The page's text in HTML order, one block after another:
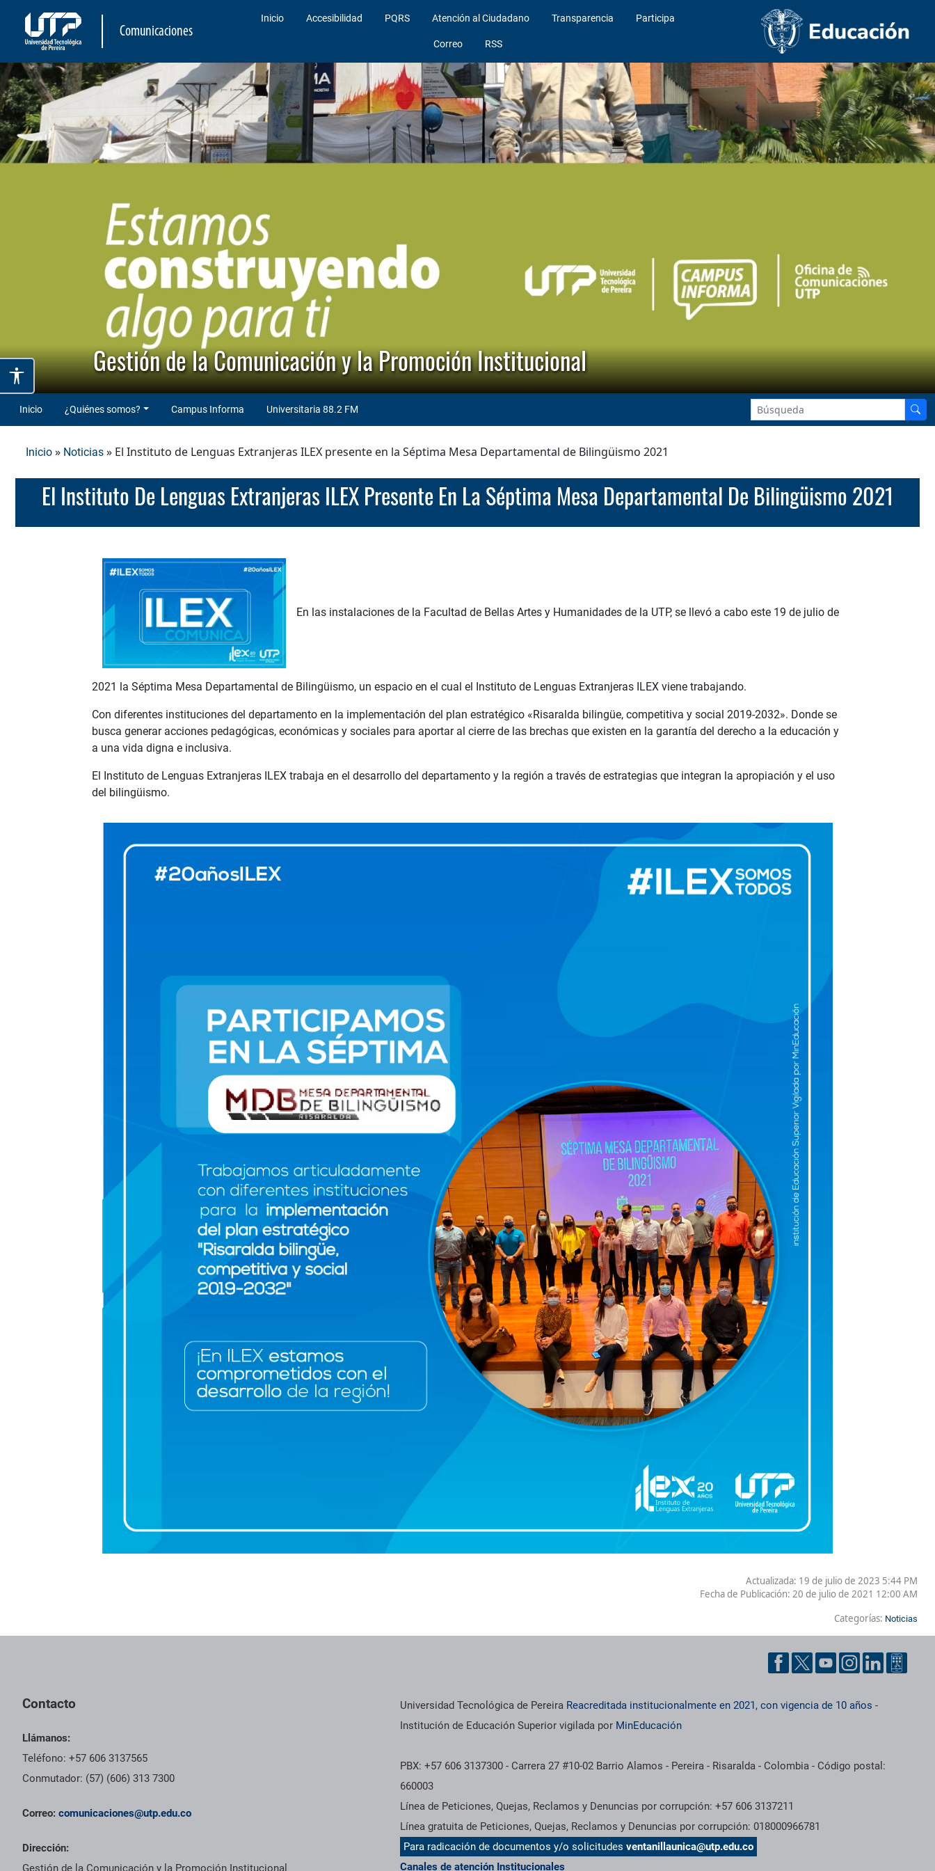
Comunicaciones
Inicio Accesibilidad PQRS Atención al Ciudadano Transparencia Participa
Correo RSS
Gestión de la Comunicación y la Promoción Institucional
Inicio ¿Quiénes somos? Campus Informa Universitaria 88.2 FM
Inicio » Noticias » El Instituto de Lenguas Extranjeras ILEX presente en la Séptima Mesa Departamental de Bilingüismo 2021
El Instituto De Lenguas Extranjeras ILEX Presente En La Séptima Mesa Departamental De Bilingüismo 2021
En las instalaciones de la Facultad de Bellas Artes y Humanidades de la UTP, se llevó a cabo este 19 de julio de
2021 la Séptima Mesa Departamental de Bilingüismo, un espacio en el cual el Instituto de Lenguas Extranjeras ILEX viene trabajando.
Con diferentes instituciones del departamento en la implementación del plan estratégico «Risaralda bilingüe, competitiva y social 2019-2032». Donde se
busca generar acciones pedagógicas, económicas y sociales para aportar al cierre de las brechas que existen en la garantía del derecho a la educación y
a una vida digna e inclusiva.
El Instituto de Lenguas Extranjeras ILEX trabaja en el desarrollo del departamento y la región a través de estrategias que integran la apropiación y el uso
del bilingüismo.
Actualizada: 19 de julio de 2023 5:44 PM
Fecha de Publicación: 20 de julio de 2021 12:00 AM
Categorías: Noticias
Contacto
Llámanos:
Teléfono: +57 606 3137565
Conmutador: (57) (606) 313 7300
Correo: comunicaciones@utp.edu.co
Dirección:
Universidad Tecnológica de Pereira Reacreditada institucionalmente en 2021, con vigencia de 10 años -
Institución de Educación Superior vigilada por MinEducación
PBX: +57 606 3137300 - Carrera 27 #10-02 Barrio Alamos - Pereira - Risaralda - Colombia - Código postal:
660003
Línea de Peticiones, Quejas, Reclamos y Denuncias por corrupción: +57 606 3137211
Línea gratuita de Peticiones, Quejas, Reclamos y Denuncias por corrupción: 018000966781
Para radicación de documentos y/o solicitudesventanillaunica@utp.edu.co
Canales de atención Institucionales